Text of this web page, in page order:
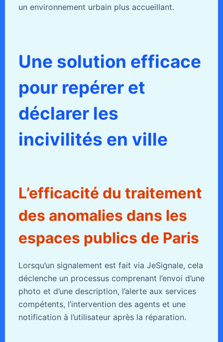
un environnement urbain plus accueillant.
Une solution efficace
pour repérer et
déclarer les
incivilités en ville
L’efficacité du traitement
des anomalies dans les
espaces publics de Paris
Lorsqu’un signalement est fait via JeSignale, cela
déclenche un processus comprenant l’envoi d’une
photo et d’une description, l’alerte aux services
compétents, l’intervention des agents et une
notification à l’utilisateur après la réparation.